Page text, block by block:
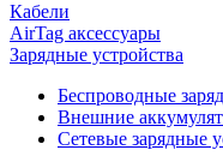
Кабели
AirTag аксессуары
Зарядные устройства
Беспроводные
Внешние
Сетевые зарядные